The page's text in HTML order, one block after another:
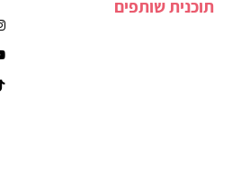
ההתפתחות